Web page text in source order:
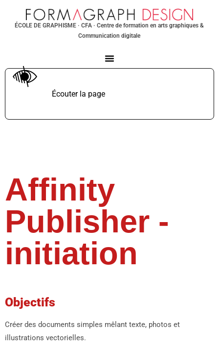
ÉCOLE DE GRAPHISME · CFA · Centre de formation en arts graphiques &
Communication digitale
Écouter la page
Affinity
Publisher -
initiation
Objectifs
Créer des documents simples mêlant texte, photos et
illustrations vectorielles.